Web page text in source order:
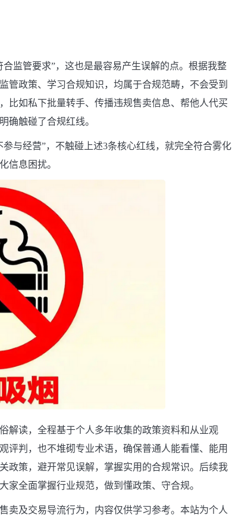
监管要求”，这也是最容易产生误解的点。根据我整
管政策、学习合规知识，均属于合规范畴，不会受到
比如私下批量转手、传播违规售卖信息、帮他人代买
确触碰了合规红线。
与经营”，不触碰上述3条核心红线，就完全符合雾化
信息困扰。
解读，全程基于个人多年收集的政策资料和从业观
评判，也不堆砌专业术语，确保普通人能看懂、能用
政策，避开常见误解，掌握实用的合规常识。后续我
全面掌握行业规范，做到懂政策、守合规。
卖及交易导流行为，内容仅供学习参考。本站为个人